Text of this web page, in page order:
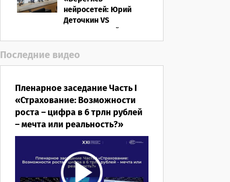
нейросетей: Юрий
Деточкин VS
искусственный
интеллект»
12.11.2024
Последние видео
Пленарное заседание Часть I
«Страхование: Возможности
роста – цифра в 6 трлн рублей
– мечта или реальность?»